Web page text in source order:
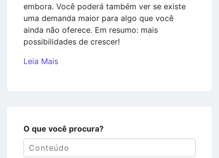
embora. Você poderá também ver se existe
uma demanda maior para algo que você
ainda não oferece. Em resumo: mais
possibilidades de crescer!
Leia Mais
O que você procura?